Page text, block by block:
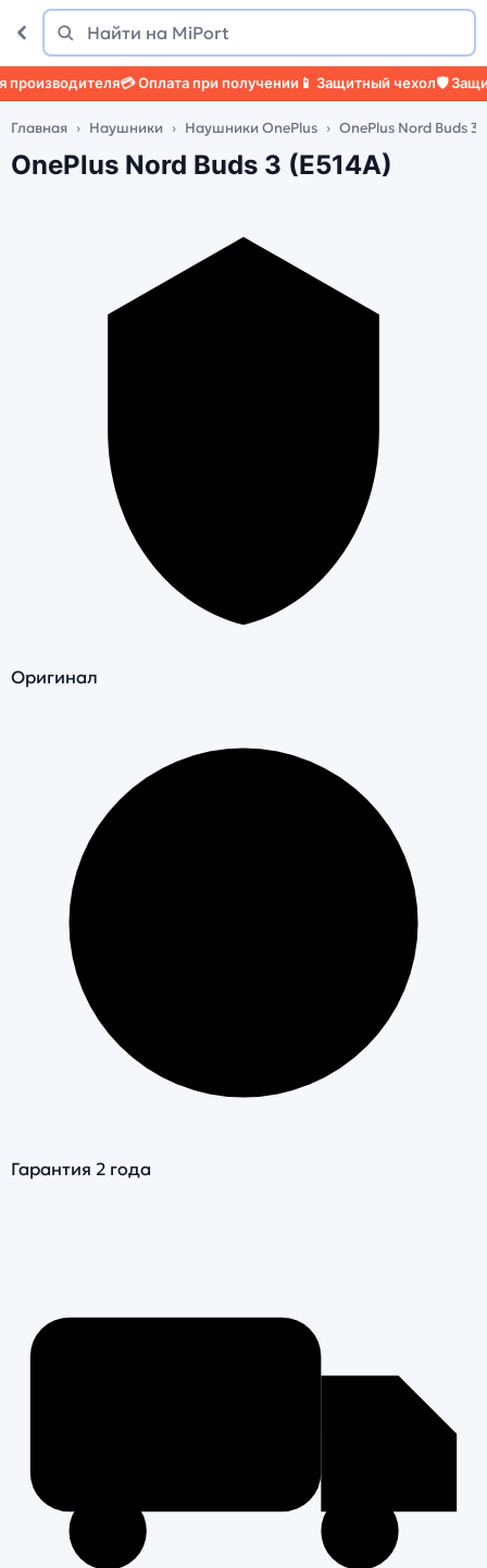
Поиск
Найти
💳 Оплата при получении📱 Защитный чехол🛡️
Главная Наушники Наушники OnePlus OnePlus Nord Buds 3
OnePlus Nord Buds 3 (E514A)
Оригинал
Гарантия 2 года